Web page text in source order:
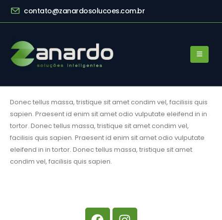
contato@zanardosolucoes.com.br
Donec tellus massa, tristique sit amet condim vel, facilisis quis
sapien. Praesent id enim sit amet odio vulputate eleifend in in
tortor. Donec tellus massa, tristique sit amet condim vel,
facilisis quis sapien. Praesent id enim sit amet odio vulputate
eleifend in in tortor. Donec tellus massa, tristique sit amet
condim vel, facilisis quis sapien.